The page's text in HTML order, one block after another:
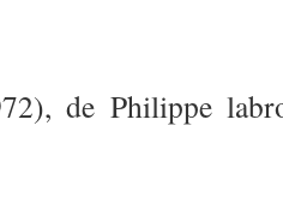
de Philippe